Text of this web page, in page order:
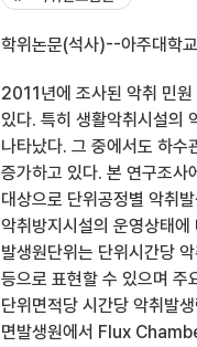
학위논문(석사)--아주대학
2011년에 조사된 악취 민
있다. 특히 생활악취시설의
나타났다. 그 중에서도 하수
증가하고 있다. 본 연구조사
대상으로 단위공정별 악취
악취방지시설의 운영상태
발생원단위는 단위시간당
등으로 표현할 수 있으며
단위면적당 시간당 악취발
면발생원에서 Flux